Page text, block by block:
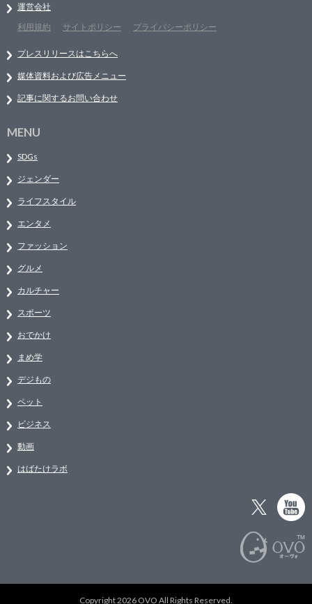
運営会社
利用規約
サイトポリシー プライバシーポリシー
プレスリリースはこちらへ
媒体資料および広告メニュー
記事に関するお問い合わせ
MENU
SDGs
ジェンダー
ライフスタイル
エンタメ
ファッション
グルメ
カルチャー
スポーツ
おでかけ
まめ学
デジもの
ペット
ビジネス
動画
はばたけラボ
Copyright 2026 OVO All Rights Reserved.